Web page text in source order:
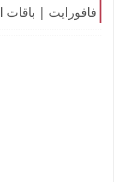
فافورايت | باقات